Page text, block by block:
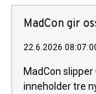
MadCon gir
22.6.2026
MadCon slipper
inneholder tre